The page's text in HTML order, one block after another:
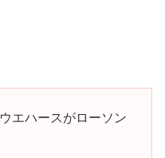
エハースがローソン